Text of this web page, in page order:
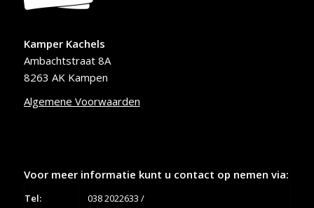
Kamper Kachels
Ambachtstraat 8A
8263 AK Kampen
Algemene Voorwaarden
Voor meer informatie kunt u contact op nemen via:
Tel: 038 2022633 /